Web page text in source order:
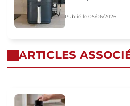
Publié le 05/06/2026
ARTICLES